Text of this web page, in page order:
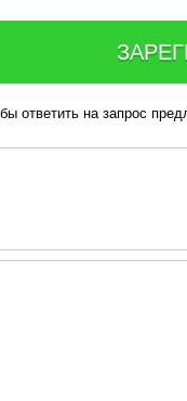
ответить на запрос